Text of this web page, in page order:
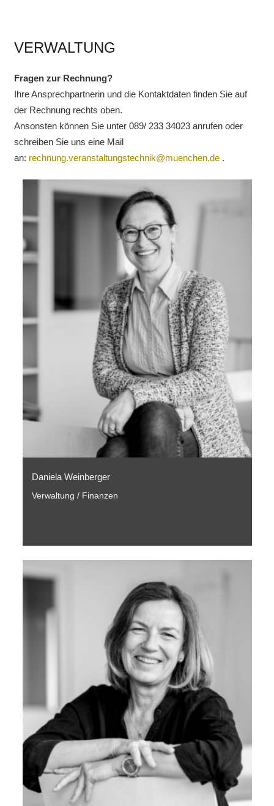
VERWALTUNG
Fragen zur Rechnung?
Ihre Ansprechpartnerin und die Kontaktdaten finden Sie auf
der Rechnung rechts oben.
Ansonsten können Sie unter 089/ 233 34023 anrufen oder
schreiben Sie uns eine Mail
an: rechnung.veranstaltungstechnik@muenchen.de.
Daniela Weinberger
Verwaltung / Finanzen